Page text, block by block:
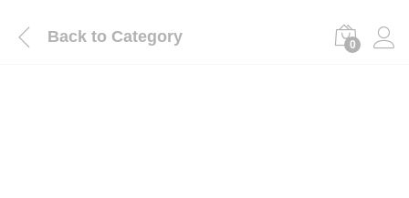
Back to Category 0